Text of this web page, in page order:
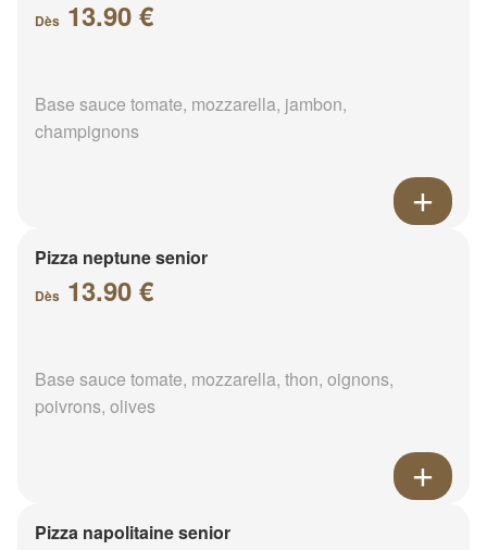
Dès 13.90 €
Base sauce tomate, mozzarella, jambon,
champignons
Pizza neptune senior
Dès 13.90 €
Base sauce tomate, mozzarella, thon, oignons,
poivrons, olives
Pizza napolitaine senior